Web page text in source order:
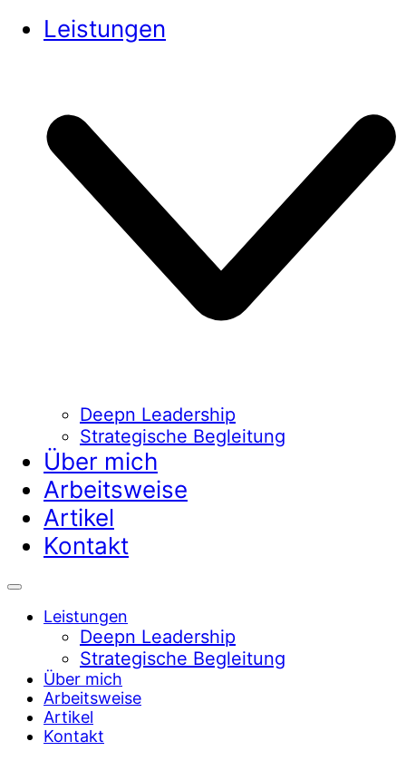
Leistungen
Deepn Leadership
Strategische Begleitung
Über mich
Arbeitsweise
Artikel
Kontakt
Leistungen
Deepn Leadership
Strategische Begleitung
Über mich
Arbeitsweise
Artikel
Kontakt